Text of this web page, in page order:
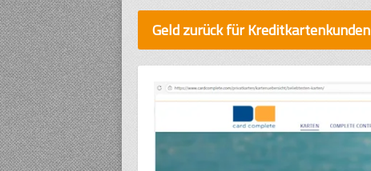
Geld zurück für Kreditkartenkunden